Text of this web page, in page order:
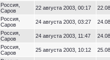
Россия,
Саров
22 августа 2003, 00:17
Россия,
Саров
24 августа 2003, 03:27
Россия,
Саров
24 августа 2003, 11:47
Россия,
Саров
25 августа 2003, 10:12